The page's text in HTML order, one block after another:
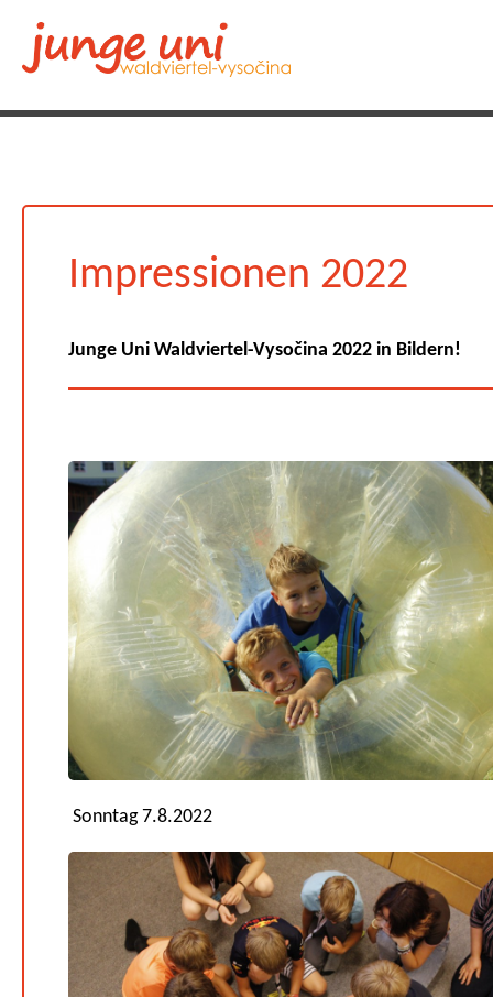
Impressionen 2022
Junge Uni Waldviertel-Vysočina 2022 in Bildern!
Sonntag 7.8.2022